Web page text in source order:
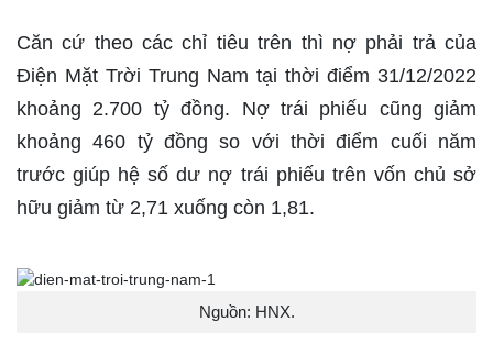
Căn cứ theo các chỉ tiêu trên thì nợ phải trả của
Điện Mặt Trời Trung Nam tại thời điểm 31/12/2022
khoảng 2.700 tỷ đồng. Nợ trái phiếu cũng giảm
khoảng 460 tỷ đồng so với thời điểm cuối năm
trước giúp hệ số dư nợ trái phiếu trên vốn chủ sở
hữu giảm từ 2,71 xuống còn 1,81.
Nguồn: HNX.